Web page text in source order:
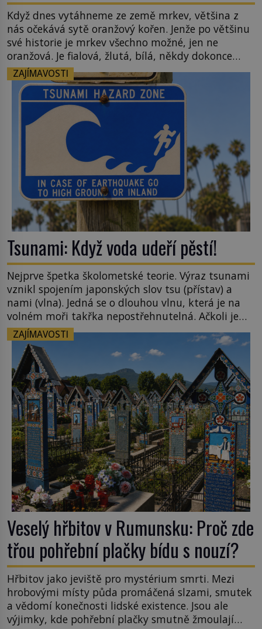
Když dnes vytáhneme ze země mrkev, většina z
nás očekává sytě oranžový kořen. Jenže po většinu
své historie je mrkev všechno možné, jen ne
oranžová. Je fialová, žlutá, bílá, někdy dokonce
téměř černá. Až díky stovkám let pečlivého
šlechtění se z ní stává zelenina, bez které si českou
zahradu ani nedokážeme představit. Její příběh je
ZAJÍMAVOSTI
Tsunami: Když voda udeří pěstí!
Nejprve špetka školometské teorie. Výraz tsunami
vznikl spojením japonských slov tsu (přístav) a
nami (vlna). Jedná se o dlouhou vlnu, která je na
volném moři takřka nepostřehnutelná. Ačkoli je
vlnová délka tsunami i 300 kilometrů, výška vlny
na volném moři je maximálně 1,5 metru. Máme se
podobné obří vlny obávat i v Evropě? Vznik
tsunami si […]
ZAJÍMAVOSTI
Veselý hřbitov v Rumunsku: Proč zde
třou pohřební plačky bídu s nouzí?
Hřbitov jako jeviště pro mystérium smrti. Mezi
hrobovými místy půda promáčená slzami, smutek
a vědomí konečnosti lidské existence. Jsou ale
výjimky, kde pohřební plačky smutně žmoulají